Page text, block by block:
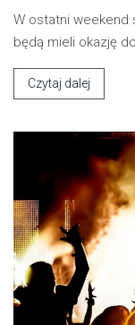
W ostatni weekend
będą mieli okazję
Czytaj dalej